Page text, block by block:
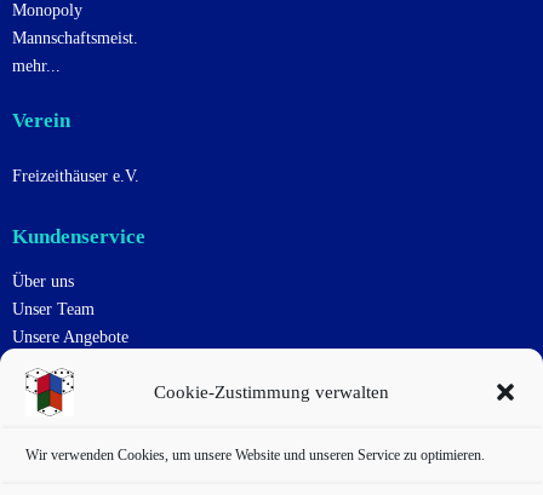
Cookie-Zustimmung verwalten
Wir verwenden Cookies, um unsere Website und unseren Service zu optimieren.
Monopoly
Mannschaftsmeist.
mehr...
Verein
Freizeithäuser e.V.
Kundenservice
Über uns
Unser Team
Unsere Angebote
Uns Unterstützen
Kontakt
Impressum
Datenschutzerklärung